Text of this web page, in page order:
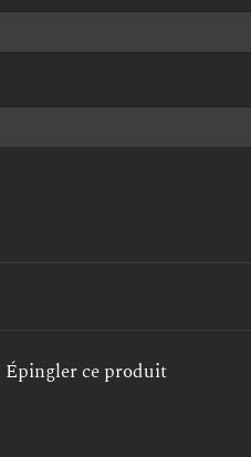
Épingler ce produit